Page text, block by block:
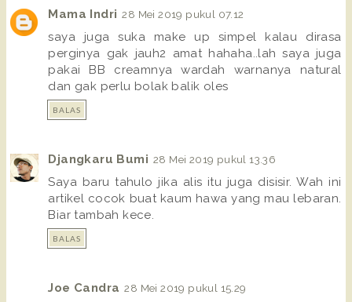
Mama Indri 28 Mei 2019 pukul 07.12
saya juga suka make up simpel kalau dirasa
perginya gak jauh2 amat hahaha..lah saya juga
pakai BB creamnya wardah warnanya natural
dan gak perlu bolak balik oles
BALAS
Djangkaru Bumi 28 Mei 2019 pukul 13.36
Saya baru tahulo jika alis itu juga disisir. Wah ini
artikel cocok buat kaum hawa yang mau lebaran.
Biar tambah kece.
BALAS
Joe Candra 28 Mei 2019 pukul 15.29